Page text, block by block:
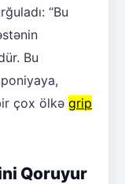
“Bu
Bu
çox ölkə grip
Qoruyur